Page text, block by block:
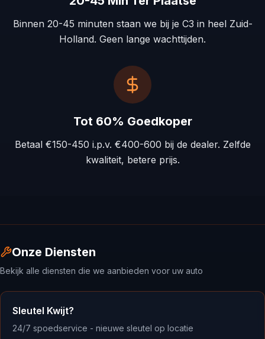
Binnen 20-45 minuten staan we bij je C3 in heel Zuid-
Holland. Geen lange wachttijden.
Tot 60% Goedkoper
Betaal €150-450 i.p.v. €400-600 bij de dealer. Zelfde
kwaliteit, betere prijs.
Onze Diensten
Bekijk alle diensten die we aanbieden voor uw auto
Sleutel Kwijt?
24/7 spoedservice - nieuwe sleutel op locatie